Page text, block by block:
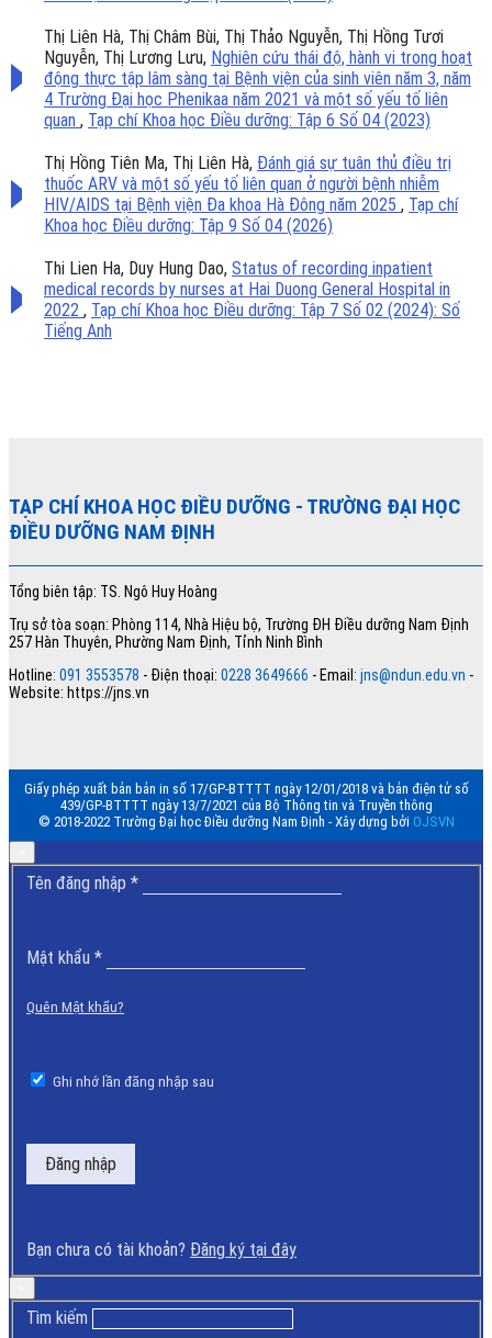
Thị Liên Hà, Thị Châm Bùi, Thị Thảo Nguyễn, Thị Hồng Tươi
Nguyễn, Thị Lương Lưu, Nghiên cứu thái độ, hành vi trong hoạt
động thực tập lâm sàng tại Bệnh viện của sinh viên năm 3, năm
4 Trường Đại học Phenikaa năm 2021 và một số yếu tố liên
quan , Tạp chí Khoa học Điều dưỡng: Tập 6 Số 04 (2023)
Thị Hồng Tiên Ma, Thị Liên Hà, Đánh giá sự tuân thủ điều trị
thuốc ARV và một số yếu tố liên quan ở người bệnh nhiễm
HIV/AIDS tại Bệnh viện Đa khoa Hà Đông năm 2025 , Tạp chí
Khoa học Điều dưỡng: Tập 9 Số 04 (2026)
Thi Lien Ha, Duy Hung Dao, Status of recording inpatient
medical records by nurses at Hai Duong General Hospital in
2022 , Tạp chí Khoa học Điều dưỡng: Tập 7 Số 02 (2024): Số
Tiếng Anh
TẠP CHÍ KHOA HỌC ĐIỀU DƯỠNG - TRƯỜNG ĐẠI HỌC
ĐIỀU DƯỠNG NAM ĐỊNH
Tổng biên tập: TS. Ngô Huy Hoàng
Trụ sở tòa soạn: Phòng 114, Nhà Hiệu bộ, Trường ĐH Điều dưỡng Nam Định
257 Hàn Thuyên, Phường Nam Định, Tỉnh Ninh Bình
Hotline: 091 3553578 - Điện thoại: 0228 3649666 - Email: jns@ndun.edu.vn -
Website: https://jns.vn
Giấy phép xuất bản bản in số 17/GP-BTTTT ngày 12/01/2018 và bản điện tử số
439/GP-BTTTT ngày 13/7/2021 của Bộ Thông tin và Truyền thông
© 2018-2022 Trường Đại học Điều dưỡng Nam Định - Xây dựng bởi OJSVN
Tên đăng nhập *
Mật khẩu *
Quên Mật khẩu?
Ghi nhớ lần đăng nhập sau
Đăng nhập
Bạn chưa có tài khoản? Đăng ký tại đây
Tìm kiếm